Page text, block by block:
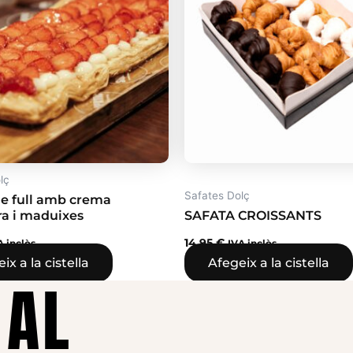
full amb crema
i maduixes
inclòs
a la cistella
Safates Dolç
SAFATA CROISSANTS
14,95€ IVA inclòs
Afegeix a la cistella